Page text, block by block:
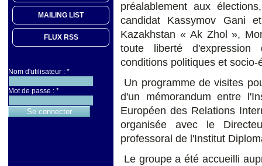
MAILING LIST
FLUX RSS
Nom d'utilisateur : *
Mot de passe : *
préalablement aux
candidat Kassymov Gani
Kazakhstan « Ak Zhol »,
toute liberté
conditions politiques et
Un programme de visites
d'un mémorandum entre
Européen des Relations
organisée avec le
professoral de l'Institut
Le groupe a été accueilli